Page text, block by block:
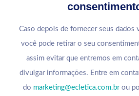
Caso depois de fornecer seus dados
você pode retirar o seu
assim evitar que entremos em
divulgar informações. Entre em
do marketing@ecletica.com.brou